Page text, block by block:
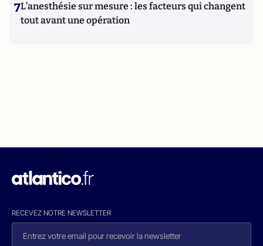
7L’anesthésie sur mesure : les facteurs qui changent
tout avant une opération
RECEVEZ NOTRE NEWSLETTER